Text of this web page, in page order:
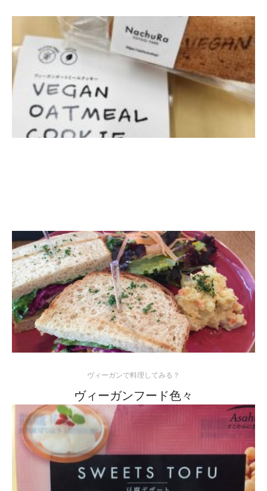
ヴィーガンで料理してみる？
ヴィーガンフード色々